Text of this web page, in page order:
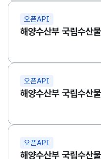
오픈API
오픈API
오픈API